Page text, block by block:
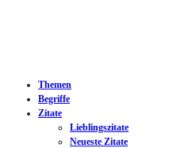
Themen
Begriffe
Zitate
Lieblingszitate
Neueste Zitate